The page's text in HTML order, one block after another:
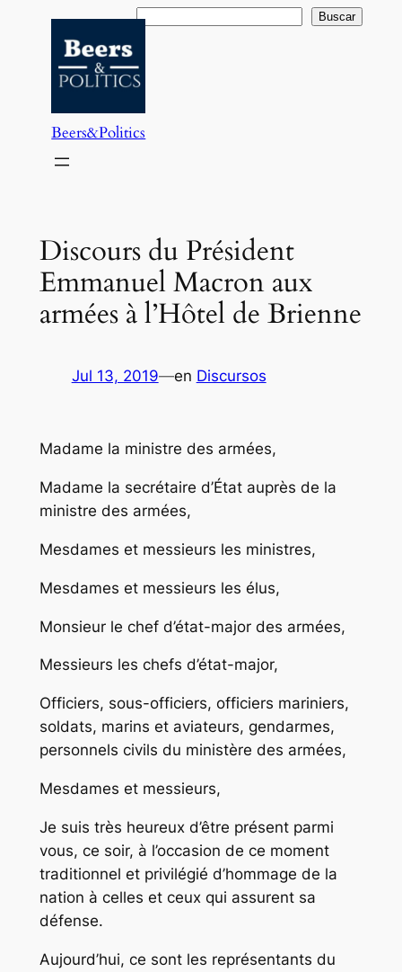
contenido
Buscar Buscar
Beers&Politics
Discours du Président
Emmanuel Macron aux
armées à l’Hôtel de Brienne
Jul 13, 2019—en Discursos
Madame la ministre des armées,
Madame la secrétaire d’État auprès de la
ministre des armées,
Mesdames et messieurs les ministres,
Mesdames et messieurs les élus,
Monsieur le chef d’état-major des armées,
Messieurs les chefs d’état-major,
Officiers, sous-officiers, officiers mariniers,
soldats, marins et aviateurs, gendarmes,
personnels civils du ministère des armées,
Mesdames et messieurs,
Je suis très heureux d’être présent parmi
vous, ce soir, à l’occasion de ce moment
traditionnel et privilégié d’hommage de la
nation à celles et ceux qui assurent sa
défense.
Aujourd’hui, ce sont les représentants du